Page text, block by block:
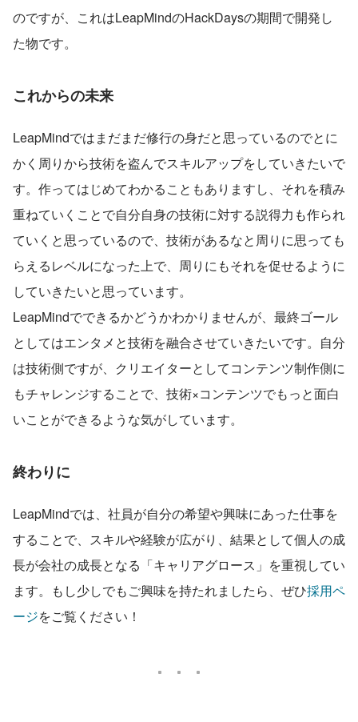
のですが、これはLeapMindのHackDaysの期間で開発し
た物です。
これからの未来
LeapMindではまだまだ修行の身だと思っているのでとに
かく周りから技術を盗んでスキルアップをしていきたいで
す。作ってはじめてわかることもありますし、それを積み
重ねていくことで自分自身の技術に対する説得力も作られ
ていくと思っているので、技術があるなと周りに思っても
らえるレベルになった上で、周りにもそれを促せるように
していきたいと思っています。
LeapMindでできるかどうかわかりませんが、最終ゴール
としてはエンタメと技術を融合させていきたいです。自分
は技術側ですが、クリエイターとしてコンテンツ制作側に
もチャレンジすることで、技術×コンテンツでもっと面白
いことができるような気がしています。
終わりに
LeapMindでは、社員が自分の希望や興味にあった仕事を
することで、スキルや経験が広がり、結果として個人の成
長が会社の成長となる「キャリアグロース」を重視してい
ます。もし少しでもご興味を持たれましたら、ぜひ採用ペ
ージをご覧ください！